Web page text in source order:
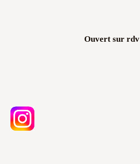
Ouvert sur rdv